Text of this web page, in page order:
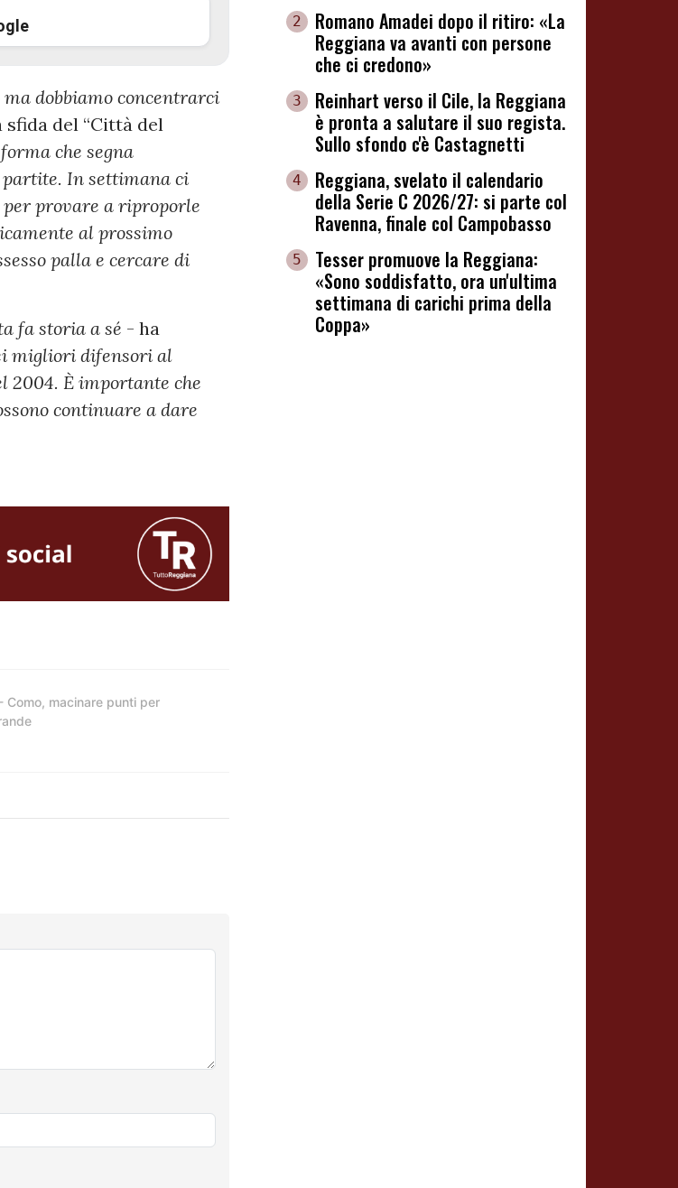
dobbiamo concentrarci
del “Città del
che segna
partite. In settimana ci
provare a riproporle
al prossimo
palla e cercare di
fa storia a sé - ha
migliori difensori al
2004. È importante che
continuare a dare
Como, macinare punti per
2
Romano Amadei dopo il ritiro: «La
Reggiana va avanti con persone
che ci credono»
3
Reinhart verso il Cile, la Reggiana
è pronta a salutare il suo regista.
Sullo sfondo c'è Castagnetti
4
Reggiana, svelato il calendario
della Serie C 2026/27: si parte col
Ravenna, finale col Campobasso
5
Tesser promuove la Reggiana:
«Sono soddisfatto, ora un'ultima
settimana di carichi prima della
Coppa»